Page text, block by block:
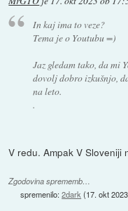
In kaj ima to veze?
Tema je o Youtubu =)
Jaz gledam tako, da mi
dovolj dobro izkušnjo,
na leto.
.
V redu. Ampak V Sloveniji
Zgodovina sprememb…
spremenilo:2dark (17. okt